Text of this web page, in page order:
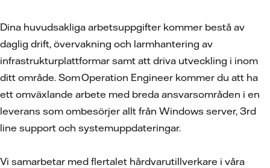
Dina huvudsakliga arbetsuppgifter kommer bestå av
daglig drift, övervakning och larmhantering av
infrastrukturplattformar samt att driva utveckling i inom
ditt område. Som Operation Engineer kommer du att ha
ett omväxlande arbete med breda ansvarsområden i en
leverans som ombesörjer allt från Windows server, 3rd
line support och systemuppdateringar.
Vi samarbetar med flertalet hårdvarutillverkare i våra